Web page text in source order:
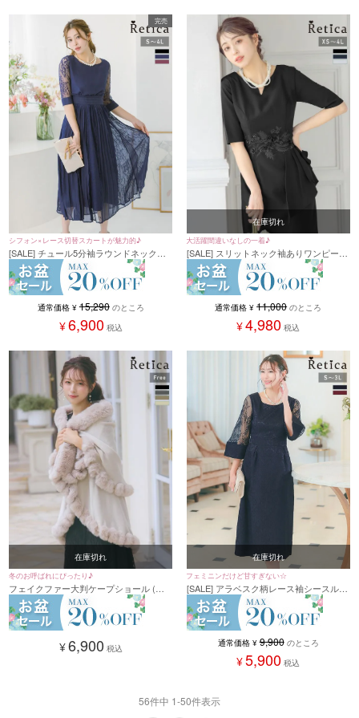
シフォン×レース切替スカートが魅力的♪
[SALE] チュール5分袖ラウンドネックシ
フォンレースAラインロングパーティー
ワンピースドレス (Sサイズ～4Lサイズ)
完売
通常価格 ¥ 15,290 のところ
¥6,900 税込
在庫切れ
大活躍間違いなしの一着♪
[SALE] スリットネック袖ありワンピース
ミディアム丈パーティードレス (XSサイ
ズ～４Lサイズ)
通常価格 ¥ 11,000 のところ
¥4,980 税込
在庫切れ
冬のお呼ばれにぴったり♪
フェイクファー大判ケープショール (フ
リーサイズ)
¥6,900 税込
在庫切れ
フェミニンだけど甘すぎない☆
[SALE] アラベスク柄レース袖シースルー
膝丈ワンピースパーティードレス (Sサイ
ズ～XXLサイズ)
通常価格 ¥ 9,900 のところ
¥5,900 税込
56件中 1-50件表示